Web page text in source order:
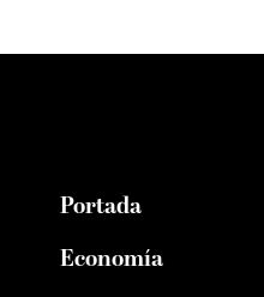
Portada
Economía